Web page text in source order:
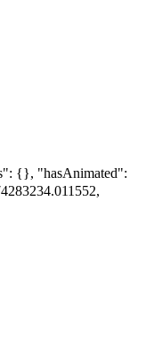
{}, "hasAnimated":